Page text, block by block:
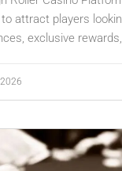
attract players
exclusive